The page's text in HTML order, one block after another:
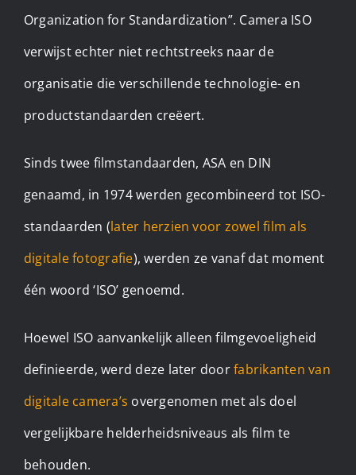
Organization for Standardization”. Camera ISO
verwijst echter niet rechtstreeks naar de
organisatie die verschillende technologie- en
productstandaarden creëert.
Sinds twee filmstandaarden, ASA en DIN
genaamd, in 1974 werden gecombineerd tot ISO-
standaarden (later herzien voor zowel film als
digitale fotografie), werden ze vanaf dat moment
één woord ‘ISO’ genoemd.
Hoewel ISO aanvankelijk alleen filmgevoeligheid
definieerde, werd deze later doorfabrikanten van
digitale camera’s overgenomen met als doel
vergelijkbare helderheidsniveaus als film te
behouden.